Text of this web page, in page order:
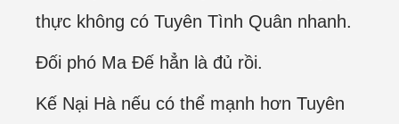
thực không có Tuyên Tình Quân nhanh.
Đối phó Ma Đế hẳn là đủ rồi.
Kế Nại Hà nếu có thể mạnh hơn Tuyên